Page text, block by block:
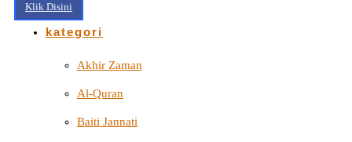
Klik Disini
kategori
Akhir Zaman
Al-Quran
Baiti Jannati